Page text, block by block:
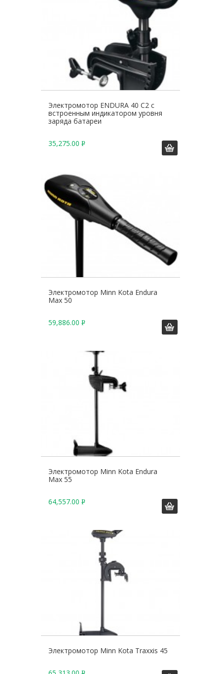
Электромотор ENDURA 40 C2 с
встроенным индикатором уровня
заряда батареи
35,275.00 Р
Электромотор Minn Kota Endura
Max 50
59,886.00 Р
Электромотор Minn Kota Endura
Max 55
64,557.00 Р
Электромотор Minn Kota Traxxis 45